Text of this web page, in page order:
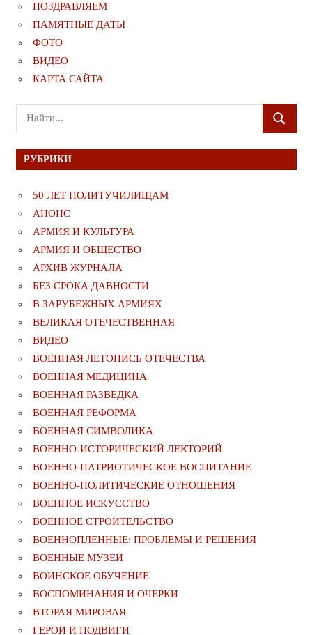
ПОЗДРАВЛЯЕМ
ПАМЯТНЫЕ ДАТЫ
ФОТО
ВИДЕО
КАРТА САЙТА
Поиск
для:
ПОИСК
РУБРИКИ
50 ЛЕТ ПОЛИТУЧИЛИЩАМ
АНОНС
АРМИЯ И КУЛЬТУРА
АРМИЯ И ОБЩЕСТВО
АРХИВ ЖУРНАЛА
БЕЗ СРОКА ДАВНОСТИ
В ЗАРУБЕЖНЫХ АРМИЯХ
ВЕЛИКАЯ ОТЕЧЕСТВЕННАЯ
ВИДЕО
ВОЕННАЯ ЛЕТОПИСЬ ОТЕЧЕСТВА
ВОЕННАЯ МЕДИЦИНА
ВОЕННАЯ РАЗВЕДКА
ВОЕННАЯ РЕФОРМА
ВОЕННАЯ СИМВОЛИКА
ВОЕННО-ИСТОРИЧЕСКИЙ ЛЕКТОРИЙ
ВОЕННО-ПАТРИОТИЧЕСКОЕ ВОСПИТАНИЕ
ВОЕННО-ПОЛИТИЧЕСКИE ОТНОШЕНИЯ
ВОЕННОЕ ИСКУССТВО
ВОЕННОЕ СТРОИТЕЛЬСТВО
ВОЕННОПЛЕННЫЕ: ПРОБЛЕМЫ И РЕШЕНИЯ
ВОЕННЫЕ МУЗЕИ
ВОИНСКОЕ ОБУЧЕНИЕ
ВОСПОМИНАНИЯ И ОЧЕРКИ
ВТОРАЯ МИРОВАЯ
ГЕРОИ И ПОДВИГИ